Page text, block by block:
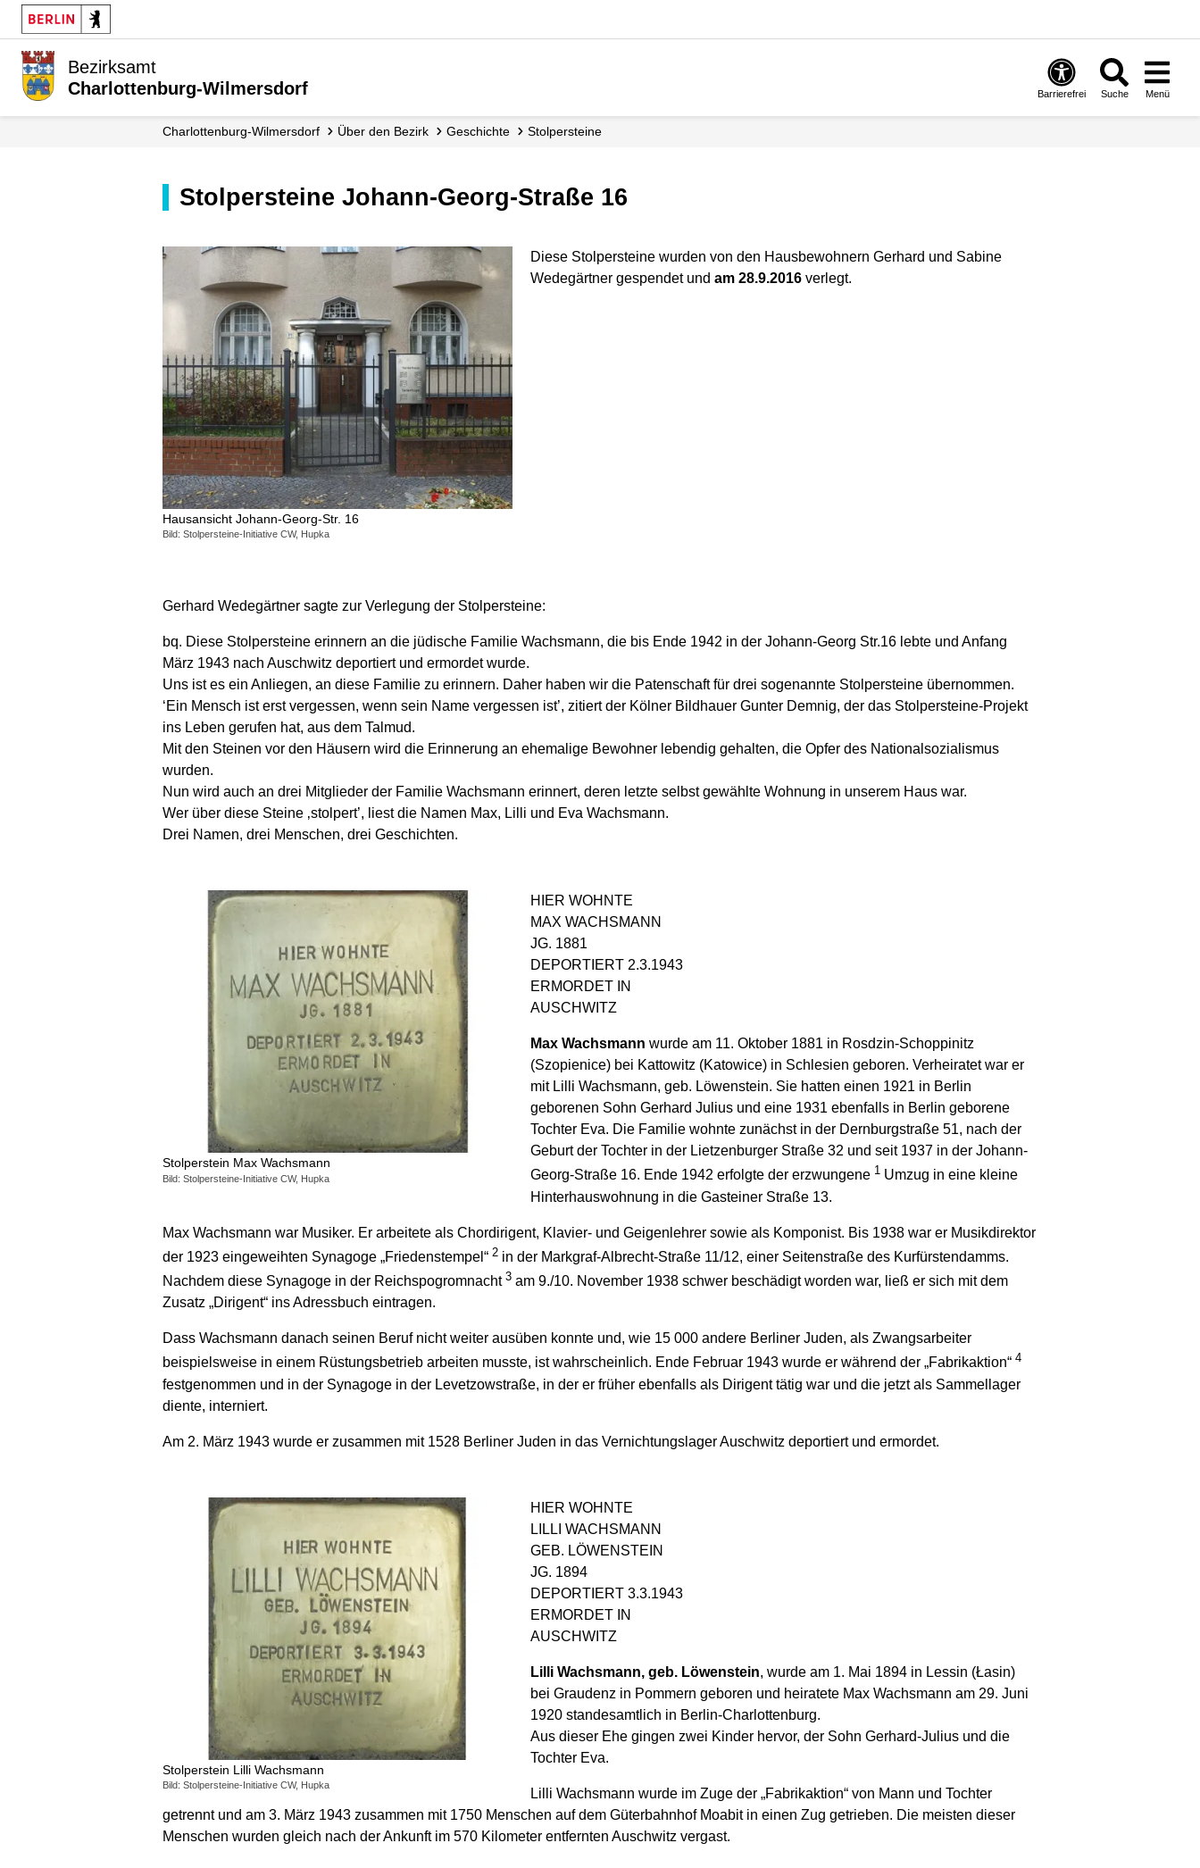
Bezirksamt
Charlottenburg-Wilmersdorf
Barrierefrei Suche Menü
Charlottenburg-Wilmersdorf Über den Bezirk Geschichte Stolpersteine
Stolpersteine Johann-Georg-Straße 16
Hausansicht Johann-Georg-Str. 16
Bild: Stolpersteine-Initiative CW, Hupka
Diese Stolpersteine wurden von den Hausbewohnern Gerhard und Sabine
Wedegärtner gespendet und am 28.9.2016 verlegt.
Gerhard Wedegärtner sagte zur Verlegung der Stolpersteine:
bq. Diese Stolpersteine erinnern an die jüdische Familie Wachsmann, die bis Ende 1942 in der Johann-Georg Str.16 lebte und Anfang
März 1943 nach Auschwitz deportiert und ermordet wurde.
Uns ist es ein Anliegen, an diese Familie zu erinnern. Daher haben wir die Patenschaft für drei sogenannte Stolpersteine übernommen.
‘Ein Mensch ist erst vergessen, wenn sein Name vergessen ist’, zitiert der Kölner Bildhauer Gunter Demnig, der das Stolpersteine-Projekt
ins Leben gerufen hat, aus dem Talmud.
Mit den Steinen vor den Häusern wird die Erinnerung an ehemalige Bewohner lebendig gehalten, die Opfer des Nationalsozialismus
wurden.
Nun wird auch an drei Mitglieder der Familie Wachsmann erinnert, deren letzte selbst gewählte Wohnung in unserem Haus war.
Wer über diese Steine ‚stolpert’, liest die Namen Max, Lilli und Eva Wachsmann.
Drei Namen, drei Menschen, drei Geschichten.
Stolperstein Max Wachsmann
Bild: Stolpersteine-Initiative CW, Hupka
HIER WOHNTE
MAX WACHSMANN
JG. 1881
DEPORTIERT 2.3.1943
ERMORDET IN
AUSCHWITZ
Max Wachsmann wurde am 11. Oktober 1881 in Rosdzin-Schoppinitz
(Szopienice) bei Kattowitz (Katowice) in Schlesien geboren. Verheiratet war er
mit Lilli Wachsmann, geb. Löwenstein. Sie hatten einen 1921 in Berlin
geborenen Sohn Gerhard Julius und eine 1931 ebenfalls in Berlin geborene
Tochter Eva. Die Familie wohnte zunächst in der Dernburgstraße 51, nach der
Geburt der Tochter in der Lietzenburger Straße 32 und seit 1937 in der Johann-
Georg-Straße 16. Ende 1942 erfolgte der erzwungene 1 Umzug in eine kleine
Hinterhauswohnung in die Gasteiner Straße 13.
Max Wachsmann war Musiker. Er arbeitete als Chordirigent, Klavier- und Geigenlehrer sowie als Komponist. Bis 1938 war er Musikdirektor
der 1923 eingeweihten Synagoge „Friedenstempel“ 2 in der Markgraf-Albrecht-Straße 11/12, einer Seitenstraße des Kurfürstendamms.
Nachdem diese Synagoge in der Reichspogromnacht 3 am 9./10. November 1938 schwer beschädigt worden war, ließ er sich mit dem
Zusatz „Dirigent“ ins Adressbuch eintragen.
Dass Wachsmann danach seinen Beruf nicht weiter ausüben konnte und, wie 15 000 andere Berliner Juden, als Zwangsarbeiter
beispielsweise in einem Rüstungsbetrieb arbeiten musste, ist wahrscheinlich. Ende Februar 1943 wurde er während der „Fabrikaktion“ 4
festgenommen und in der Synagoge in der Levetzowstraße, in der er früher ebenfalls als Dirigent tätig war und die jetzt als Sammellager
diente, interniert.
Am 2. März 1943 wurde er zusammen mit 1528 Berliner Juden in das Vernichtungslager Auschwitz deportiert und ermordet.
Stolperstein Lilli Wachsmann
Bild: Stolpersteine-Initiative CW, Hupka
HIER WOHNTE
LILLI WACHSMANN
GEB. LÖWENSTEIN
JG. 1894
DEPORTIERT 3.3.1943
ERMORDET IN
AUSCHWITZ
Lilli Wachsmann, geb. Löwenstein, wurde am 1. Mai 1894 in Lessin (Łasin)
bei Graudenz in Pommern geboren und heiratete Max Wachsmann am 29. Juni
1920 standesamtlich in Berlin-Charlottenburg.
Aus dieser Ehe gingen zwei Kinder hervor, der Sohn Gerhard-Julius und die
Tochter Eva.
Lilli Wachsmann wurde im Zuge der „Fabrikaktion“ von Mann und Tochter
getrennt und am 3. März 1943 zusammen mit 1750 Menschen auf dem Güterbahnhof Moabit in einen Zug getrieben. Die meisten dieser
Menschen wurden gleich nach der Ankunft im 570 Kilometer entfernten Auschwitz vergast.